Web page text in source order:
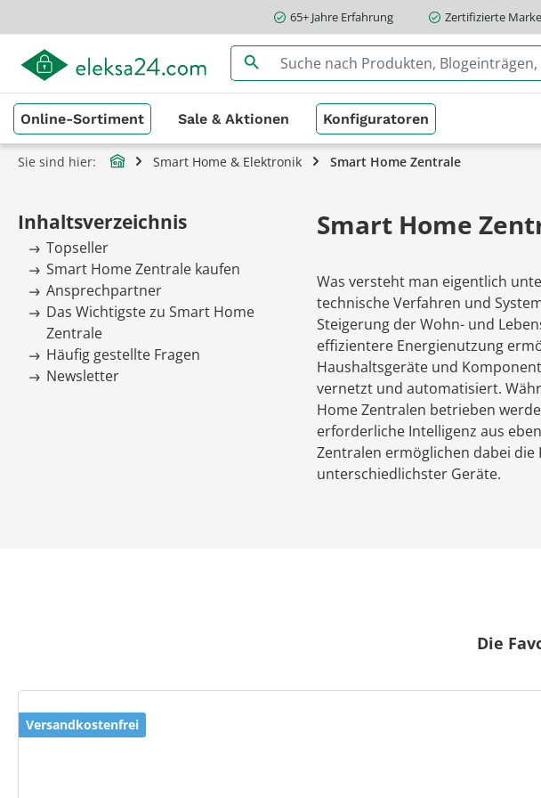
Zur Hauptnavigation springen65+ Jahre Erfahrung Zertifizierte
Online-Sortiment Sale & Aktionen Konfiguratoren
Sie sind hier: Smart Home & Elektronik Smart Home Zentrale
Inhaltsverzeichnis
Topseller
Smart Home Zentrale kaufen
Ansprechpartner
Das Wichtigste zu Smart Home
Zentrale
Häufig gestellte Fragen
Newsletter
Smart Home
Was versteht man eigentlich
technische Verfahren und
Steigerung der Wohn- und
effizientere Energienutzung
Haushaltsgeräte und
vernetzt und automatisiert.
Home Zentralen betrieben
erforderliche Intelligenz aus
Zentralen ermöglichen dabei
unterschiedlichster Geräte.
Die
Versandkostenfrei